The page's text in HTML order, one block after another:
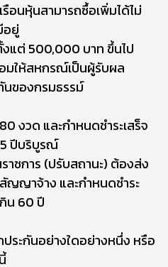
หุ้นสามารถซื้อเพิ่มได้ไม่
อยู่
แต่ 500,000 บาท ขึ้นไป
มให้สหกรณ์เป็นผู้รับผล
นของกรมธรรม์
งวด และกำหนดชำระเสร็จ
ปีบริบูรณ์
ชการ (ปรับสถานะ) ต้องส่ง
ญญาจ้าง และกำหนดชำระ
น 60 ปี
ระกันอย่างใดอย่างหนึ่ง หรือ